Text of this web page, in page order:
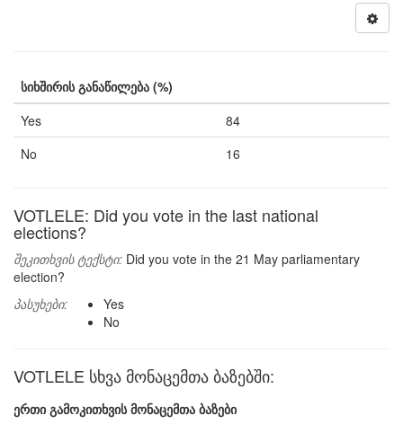
სიხშირის განაწილება (%)
Yes
84
No
16
VOTLELE: Did you vote in the last national
elections?
შეკითხვის ტექსტი: Did you vote in the 21 May parliamentary
election?
პასუხები:
Yes
No
VOTLELE სხვა მონაცემთა ბაზებში:
ერთი გამოკითხვის მონაცემთა ბაზები